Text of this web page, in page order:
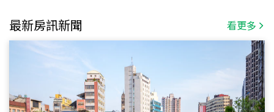
最新房訊新聞 看更多